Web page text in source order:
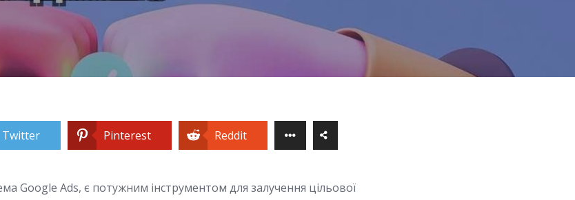
Twitter Pinterest Reddit
Google Ads, є потужним інструментом для залучення цільової